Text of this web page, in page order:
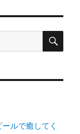
検
ルで癒してく